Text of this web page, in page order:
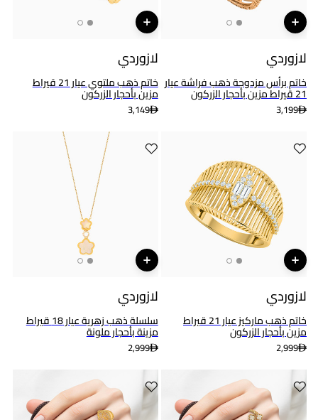
لازوردي
خاتم برأس مزدوجة ذهب فراشة عيار
21 قيراط مزين بأحجار الزركون
3,199
لازوردي
خاتم ذهب ملتوي عيار 21 قيراط
مزين بأحجار الزركون
3,149
لازوردي
خاتم ذهب ماركيز عيار 21 قيراط
مزين بأحجار الزركون
2,999
لازوردي
سلسلة ذهب زهرية عيار 18 قيراط
مزينة بأحجار ملونة
2,999